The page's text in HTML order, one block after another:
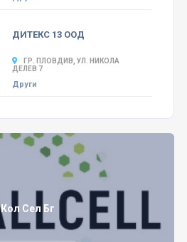
ДИТЕКС 13 ООД
ГР. ПЛОВДИВ, УЛ. НИКОЛА
ДЕЛЕВ 7
Други
Кол Сел Бг